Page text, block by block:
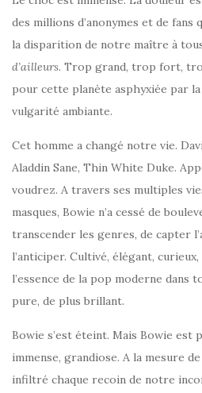
des millions d’anonymes et de
la disparition de notre maître à
d’ailleurs. Trop grand, trop fort,
pour cette planète asphyxiée par
vulgarité ambiante.
Cet homme a changé notre vie.
Aladdin Sane, Thin White Duke.
voudrez. A travers ses multiples
masques, Bowie n’a cessé de
transcender les genres, de capter
l’anticiper. Cultivé, élégant,
l’essence de la pop moderne dans
pure, de plus brillant.
Bowie s’est éteint. Mais Bowie est
immense, grandiose. A la mesure
infiltré chaque recoin de notre